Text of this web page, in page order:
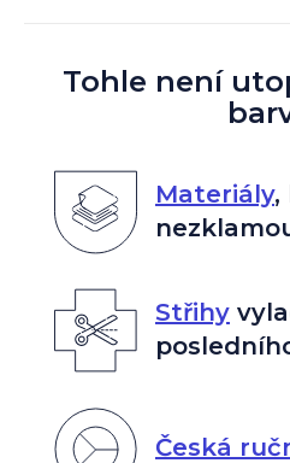
Tohle není
Materiály,
Střihy
Česká